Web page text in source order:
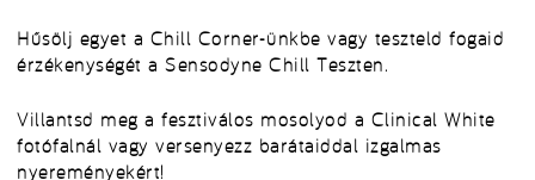
Hűsölj egyet a Chill Corner-ünkbe vagy teszteld fogaid
érzékenységét a Sensodyne Chill Teszten.
Villantsd meg a fesztiválos mosolyod a Clinical White
fotófalnál vagy versenyezz barátaiddal izgalmas
nyereményekért!